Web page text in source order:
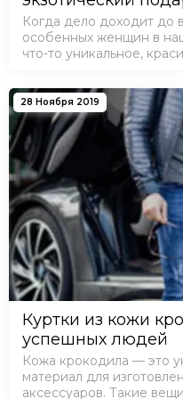
Когда дело доходит до
особенных женщин в
что-то уникальное,
порадовать свою маму,
28 Ноября 2019
Куртки из кожи
успешных людей
Кожа крокодила — это
материал для
аксессуаров. Такие